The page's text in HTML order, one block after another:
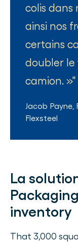
colis dans
ainsi nos
certains
doubler le
camion. »
Jacob Payne
Flexsteel
La
inventory
That 3,000